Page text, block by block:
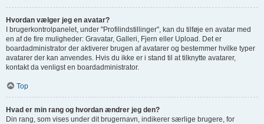
Hvordan vælger jeg en avatar?
I brugerkontrolpanelet, under "Profilindstillinger", kan du tilføje en avatar med
en af de fire muligheder: Gravatar, Galleri, Fjern eller Upload. Det er
boardadministrator der aktiverer brugen af avatarer og bestemmer hvilke typer
avatarer der kan anvendes. Hvis du ikke er i stand til at tilknytte avatarer,
kontakt da venligst en boardadministrator.
Top
Hvad er min rang og hvordan ændrer jeg den?
Din rang, som vises under dit brugernavn, indikerer særlige brugere, for